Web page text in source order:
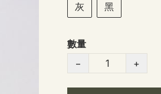
灰
黑
數量
−
+